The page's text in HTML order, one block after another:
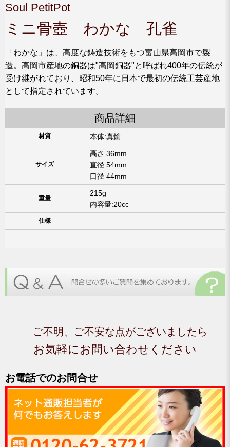
Soul PetitPot
ミニ骨壺 わかな 孔雀
「わかな」は、高度な鋳造技術をもつ富山県高岡市で製
造。高岡市産地の銅器は"高岡銅器"と呼ばれ400年の伝統が
受け継がれており、昭和50年に日本で最初の伝統工芸産地
として指定されています。
商品詳細
材質 本体:真鍮
サイズ
高さ 36mm
直径 54mm
口径 44mm
重量
215g
内容量:20cc
仕様 ―
ご不明、ご不安な点がございましたら
お気軽にお問い合わせください
お電話でのお問合せ